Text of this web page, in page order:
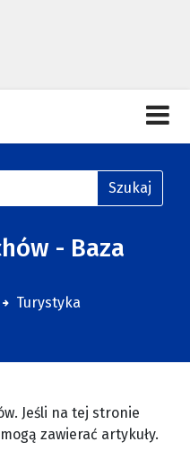
- Baza
Turystyka
Szukaj
Jeśli na tej stronie
zawierać artykuły.